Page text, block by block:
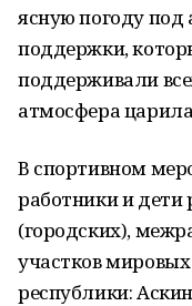
ясную погоду под
поддержки,
поддерживали
атмосфера
В спортивном
работники и дети
(городских),
участков мировых
республики: